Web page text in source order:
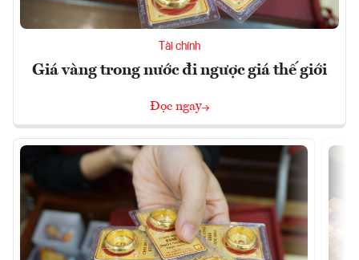
Tài chính
Giá vàng trong nước đi ngược giá thế giới
Đọc ngay